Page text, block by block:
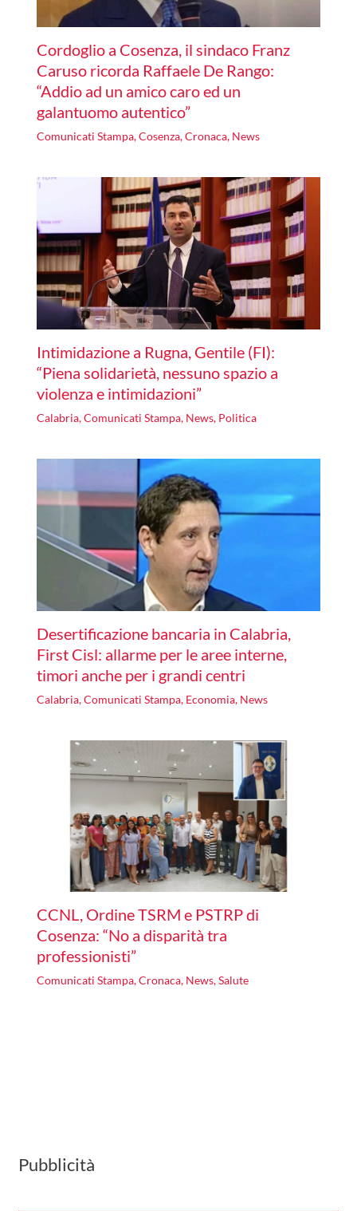
Cordoglio a Cosenza, il sindaco Franz
Caruso ricorda Raffaele De Rango:
“Addio ad un amico caro ed un
galantuomo autentico”
Comunicati Stampa,Cosenza,Cronaca, News
Intimidazione a Rugna, Gentile (FI):
“Piena solidarietà, nessuno spazio a
violenza e intimidazioni”
Calabria,Comunicati Stampa, News, Politica
Desertificazione bancaria in Calabria,
First Cisl: allarme per le aree interne,
timori anche per i grandi centri
Calabria,Comunicati Stampa, Economia, News
CCNL, Ordine TSRM e PSTRP di
Cosenza: “No a disparità tra
professionisti”
Comunicati Stampa,Cronaca, News,Salute
Pubblicità